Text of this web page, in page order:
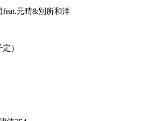
feat.元晴&別所和洋
）